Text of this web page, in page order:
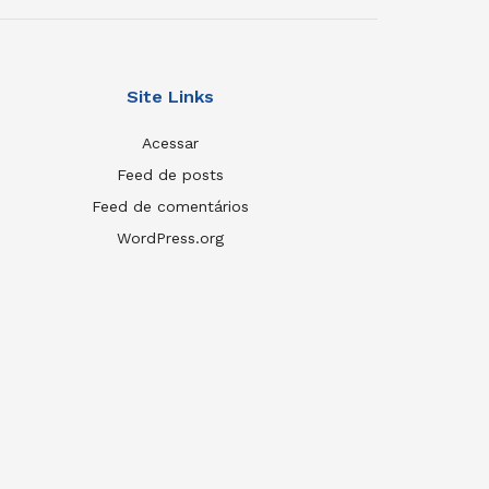
Site Links
Acessar
Feed de posts
Feed de comentários
WordPress.org